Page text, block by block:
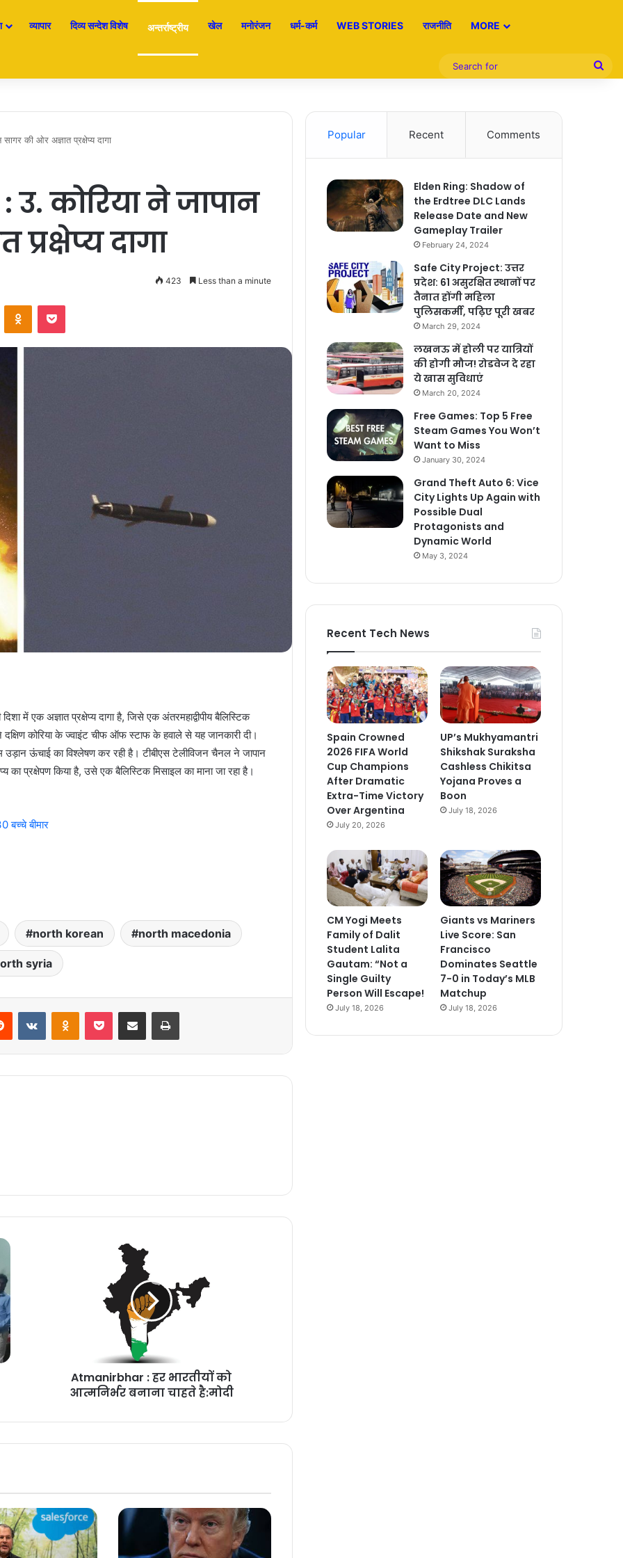
व्यापार दिव्य सन्देश विशेष अन्तर्राष्ट्रीय खेल मनोरंजन धर्म-कर्म WEB STORIES राजनीति MORE
की ओर अज्ञात प्रक्षेप्य दागा
कोरिया ने जापान
दागा
423 Less than a minute
में एक अज्ञात प्रक्षेप्य दागा है, जिसे एक अंतरमहाद्वीपीय बैलिस्टिक
दक्षिण कोरिया के ज्वाइंट चीफ ऑफ स्टाफ के हवाले से यह जानकारी दी।
उड़ान ऊंचाई का विश्लेषण कर रही है। टीबीएस टेलीविजन चैनल ने जापान
का प्रक्षेपण किया है, उसे एक बैलिस्टिक मिसाइल का माना जा रहा है।
बीमार
north korean north macedonia
syria
Atmanirbhar : हर भारतीयों को
आत्मनिर्भर बनाना चाहते है:मोदी
Popular Recent Comments
Elden Ring: Shadow of
the Erdtree DLC Lands
Release Date and New
Gameplay Trailer
February 24, 2024
Safe City Project: उत्तर
प्रदेश: 61 असुरक्षित स्थानों पर
तैनात होंगी महिला
पुलिसकर्मी, पढ़िए पूरी खबर
March 29, 2024
लखनऊ में होली पर यात्रियों
की होगी मौज! रोडवेज दे रहा
ये खास सुविधाएं
March 20, 2024
Free Games: Top 5 Free
Steam Games You Won’t
Want to Miss
January 30, 2024
Grand Theft Auto 6: Vice
City Lights Up Again with
Possible Dual
Protagonists and
Dynamic World
May 3, 2024
Recent Tech News
Spain Crowned
2026 FIFA World
Cup Champions
After Dramatic
Extra-Time Victory
Over Argentina
July 20, 2026
UP’s Mukhyamantri
Shikshak Suraksha
Cashless Chikitsa
Yojana Proves a
Boon
July 18, 2026
CM Yogi Meets
Family of Dalit
Student Lalita
Gautam: “Not a
Single Guilty
Person Will Escape!
July 18, 2026
Giants vs Mariners
Live Score: San
Francisco
Dominates Seattle
7-0 in Today’s MLB
Matchup
July 18, 2026